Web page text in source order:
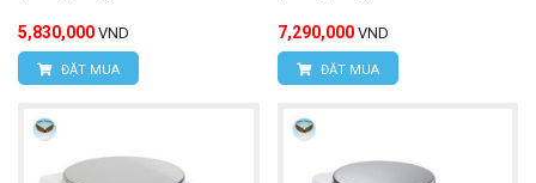
5,830,000 VND
ĐẶT MUA
7,290,000 VND
ĐẶT MUA